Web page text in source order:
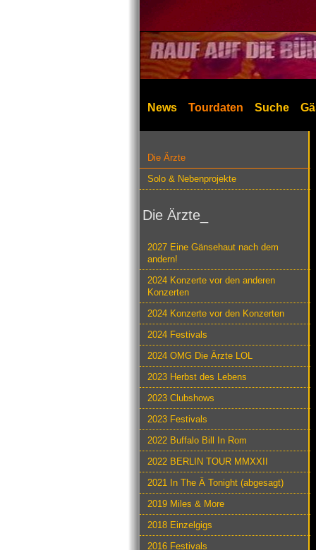
News Tourdaten Suche
Die Ärzte
Solo & Nebenprojekte
Die Ärzte_
2027 Eine Gänsehaut nach dem
andern!
2024 Konzerte vor den anderen
Konzerten
2024 Konzerte vor den Konzerten
2024 Festivals
2024 OMG Die Ärzte LOL
2023 Herbst des Lebens
2023 Clubshows
2023 Festivals
2022 Buffalo Bill In Rom
2022 BERLIN TOUR MMXXII
2021 In The Ä Tonight (abgesagt)
2019 Miles & More
2018 Einzelgigs
2016 Festivals